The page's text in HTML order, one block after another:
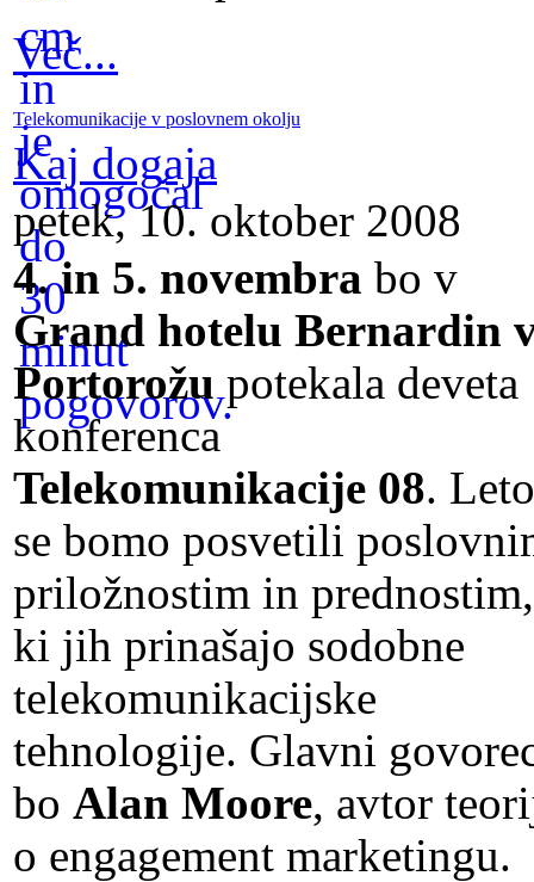
Več...
Telekomunikacije v poslovnem okolju
Kaj dogaja
petek, 10. oktober 2008
4. in 5. novembra bo v
Grand hotelu Bernardin
Portorožu potekala deveta
konferenca
Telekomunikacije 08.
se bomo posvetili
priložnostim in prednostim,
ki jih prinašajo sodobne
telekomunikacijske
tehnologije. Glavni
bo Alan Moore, avtor
o engagement marketingu.